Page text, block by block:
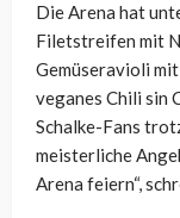
Die Arena hat
Filetstreifen mit
Gemüseravioli
veganes Chili sin
Schalke-Fans
meisterliche
Arena feiern“,